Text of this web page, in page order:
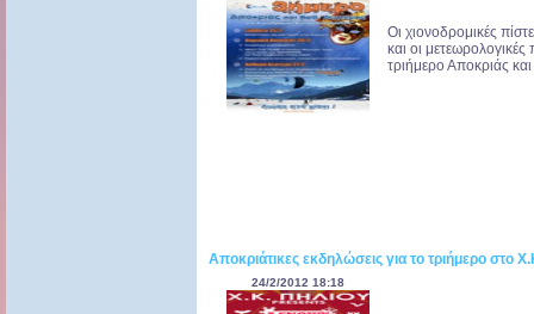
Οι χιονοδρομικές
και οι
τριήμερο Αποκριάς
Αποκριάτικες εκδηλώσεις για το τριήμερο στο
24/2/2012 18:18